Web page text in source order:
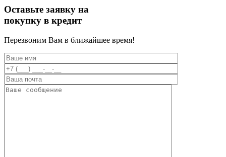
вверх
Оставьте заявку на
покупку в кредит
Перезвоним Вам в ближайшее время!